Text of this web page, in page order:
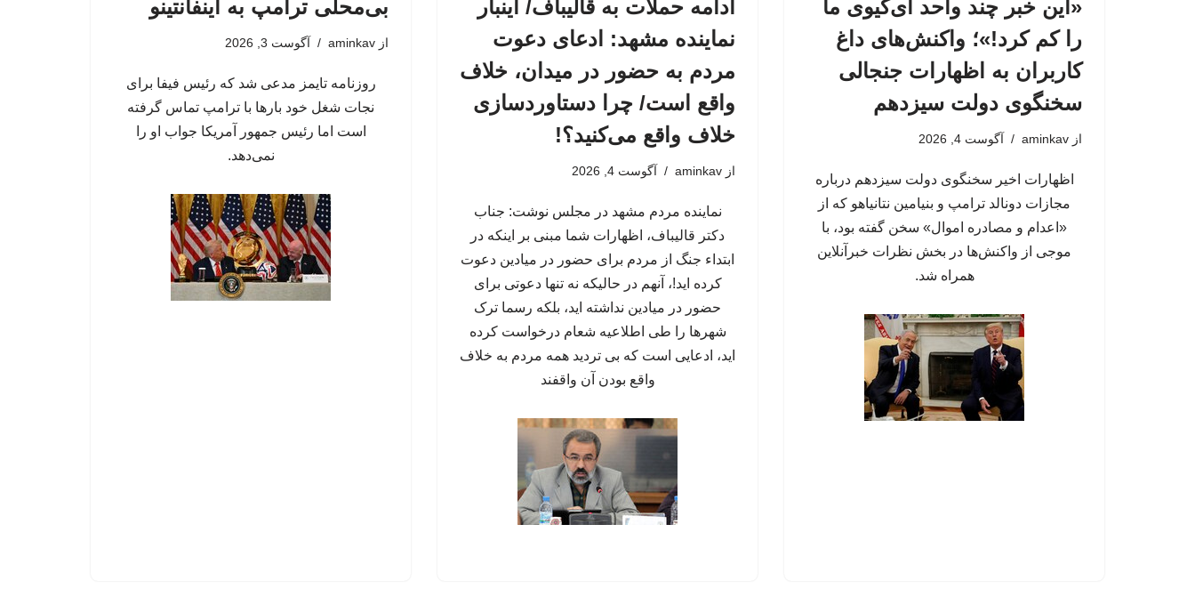
«این خبر چند واحد آی‌کیوی ما
را کم کرد!»؛ واکنش‌های داغ
کاربران به اظهارات جنجالی
سخنگوی دولت سیزدهم
از aminkav آگوست 4, 2026
اظهارات اخیر سخنگوی دولت سیزدهم درباره
مجازات دونالد ترامپ و بنیامین نتانیاهو که از
«اعدام و مصادره اموال» سخن گفته بود، با
موجی از واکنش‌ها در بخش نظرات خبرآنلاین
همراه شد.
ادامه حملات به قالیباف/ اینبار
نماینده مشهد: ادعای دعوت
مردم به حضور در میدان، خلاف
واقع است/ چرا دستاوردسازی
خلاف واقع می‌کنید؟!
از aminkav آگوست 4, 2026
نماینده مردم مشهد در مجلس نوشت: جناب
دکتر قالیباف، اظهارات شما مبنی بر اینکه در
ابتداء جنگ از مردم برای حضور در میادین دعوت
کرده اید!، آنهم در حالیکه نه تنها دعوتی برای
حضور در میادین نداشته اید، بلکه رسما ترک
شهرها را طی اطلاعیه شعام درخواست کرده
اید، ادعایی است که بی تردید همه مردم به خلاف
واقع بودن آن واقفند
بی‌محلی ترامپ به اینفانتینو
از aminkav آگوست 3, 2026
روزنامه تایمز مدعی شد که رئیس فیفا برای
نجات شغل خود بارها با ترامپ تماس گرفته
است اما رئیس جمهور آمریکا جواب او را
نمی‌دهد.